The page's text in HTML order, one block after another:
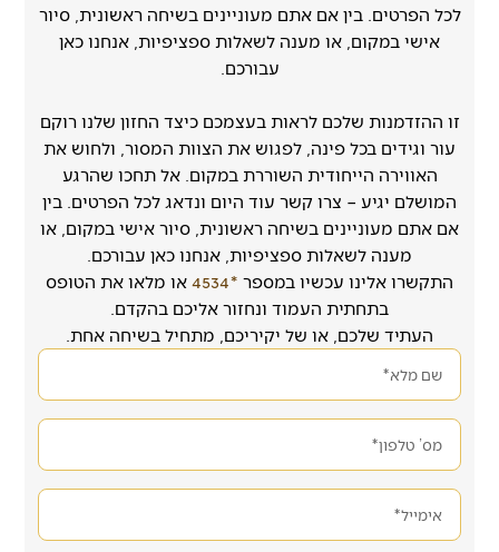
לכל הפרטים. בין אם אתם מעוניינים בשיחה ראשונית, סיור
אישי במקום, או מענה לשאלות ספציפיות, אנחנו כאן
עבורכם.
זו ההזדמנות שלכם לראות בעצמכם כיצד החזון שלנו רוקם
עור וגידים בכל פינה, לפגוש את הצוות המסור, ולחוש את
האווירה הייחודית השוררת במקום. אל תחכו שהרגע
המושלם יגיע – צרו קשר עוד היום ונדאג לכל הפרטים. בין
אם אתם מעוניינים בשיחה ראשונית, סיור אישי במקום, או
מענה לשאלות ספציפיות, אנחנו כאן עבורכם.
התקשרו אלינו עכשיו במספר *4534
או מלאו את הטופס
בתחתית העמוד ונחזור אליכם בהקדם.
העתיד שלכם, או של יקיריכם, מתחיל בשיחה אחת.